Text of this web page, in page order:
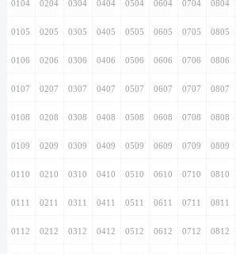
0104 0204 0304 0404 0504 0604 0704 0804
0105 0205 0305 0405 0505 0605 0705 0805
0106 0206 0306 0406 0506 0606 0706 0806
0107 0207 0307 0407 0507 0607 0707 0807
0108 0208 0308 0408 0508 0608 0708 0808
0109 0209 0309 0409 0509 0609 0709 0809
0110 0210 0310 0410 0510 0610 0710 0810
0111 0211 0311 0411 0511 0611 0711 0811
0112 0212 0312 0412 0512 0612 0712 0812